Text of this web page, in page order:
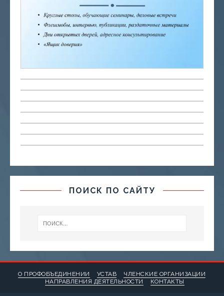
ПОИСК ПО САЙТУ
О ПРОФОБЪЕДИНЕНИИ УСТАВ
ЧЛЕНСКИЕ ОРГАНИЗАЦИИ
НАПРАВЛЕНИЯ ДЕЯТЕЛЬНОСТИ
КОНТАКТЫ